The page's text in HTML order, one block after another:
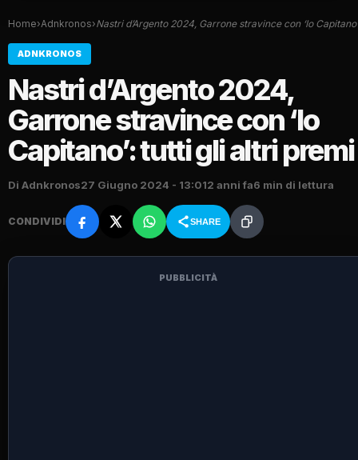
Home›Adnkronos›Nastri d’Argento 2024, Garrone stravince con ‘Io
ADNKRONOS
Nastri d’Argento 2024,
Garrone stravince con ‘Io
Capitano’: tutti gli altri premi
Di Adnkronos27 Giugno 2024 - 13:012 anni fa6 min di lettura
CONDIVIDI SHARE
PUBBLICITÀ